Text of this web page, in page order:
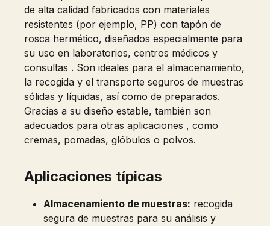
de alta calidad fabricados con materiales
resistentes (por ejemplo, PP) con tapón de
rosca hermético, diseñados especialmente para
su uso en laboratorios, centros médicos y
consultas . Son ideales para el almacenamiento,
la recogida y el transporte seguros de muestras
sólidas y líquidas, así como de preparados.
Gracias a su diseño estable, también son
adecuados para otras aplicaciones , como
cremas, pomadas, glóbulos o polvos.
Aplicaciones típicas
Almacenamiento de muestras: recogida
segura de muestras para su análisis y